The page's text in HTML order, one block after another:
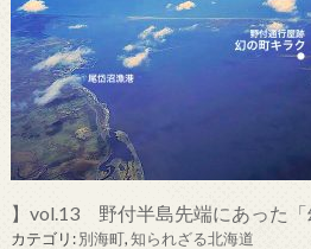
】vol.13 野付半島先端にあった「
カテゴリ:別海町,知られざる北海道